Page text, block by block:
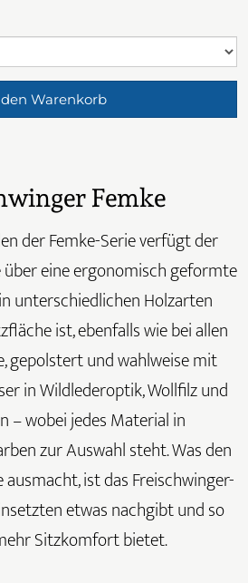
Warenkorb
Femke
der Femke-Serie verfügt der
über eine ergonomisch geformte
unterschiedlichen Holzarten
ist, ebenfalls wie bei allen
gepolstert und wahlweise mit
in Wildlederoptik, Wollfilz und
– wobei jedes Material in
zur Auswahl steht. Was den
ist das Freischwinger-
etwas nachgibt und so
Sitzkomfort bietet.